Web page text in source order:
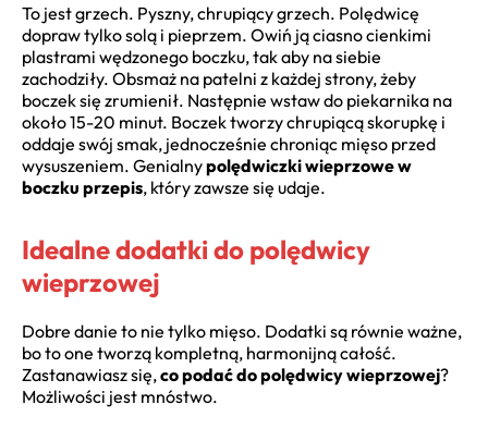
To jest grzech. Pyszny, chrupiący grzech. Polędwicę
dopraw tylko solą i pieprzem. Owiń ją ciasno cienkimi
plastrami wędzonego boczku, tak aby na siebie
zachodziły. Obsmaż na patelni z każdej strony, żeby
boczek się zrumienił. Następnie wstaw do piekarnika na
około 15-20 minut. Boczek tworzy chrupiącą skorupkę i
oddaje swój smak, jednocześnie chroniąc mięso przed
wysuszeniem. Genialnypolędwiczki wieprzowe w
boczku przepis, który zawsze się udaje.
Idealne dodatki do polędwicy
wieprzowej
Dobre danie to nie tylko mięso. Dodatki są równie ważne,
bo to one tworzą kompletną, harmonijną całość.
Zastanawiasz się,co podać do polędwicy wieprzowej?
Możliwości jest mnóstwo.